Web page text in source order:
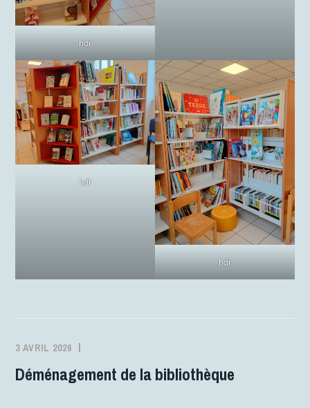
hdr
hdr
hdr
3 AVRIL 2026
Déménagement de la bibliothèque